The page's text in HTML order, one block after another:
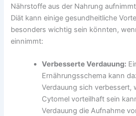
Nährstoffe aus der Nahrung
Diät kann einige gesundheitliche
besonders wichtig sein könnten,
einnimmt:
Verbesserte Verdauung:
Ernährungsschema kann
Verdauung sich verbessert,
Cytomel vorteilhaft sein
Verdauung die Aufnahme